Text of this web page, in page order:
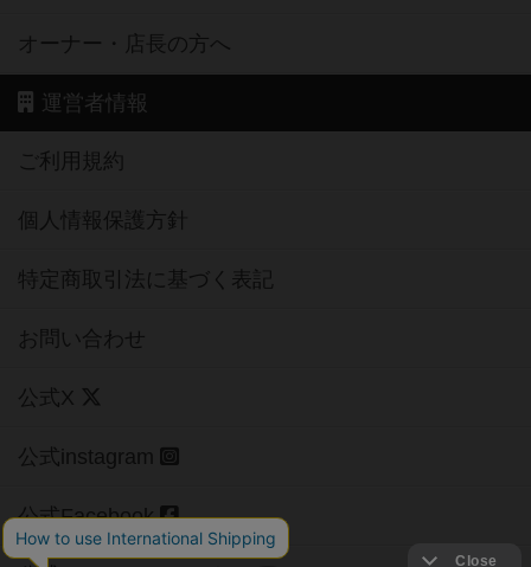
オーナー・店長の方へ
運営者情報
ご利用規約
個人情報保護方針
特定商取引法に基づく表記
お問い合わせ
公式X
公式instagram
公式Facebook